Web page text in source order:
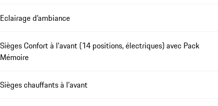
Eclairage d’ambiance
Sièges Confort à l'avant (14 positions, électriques) avec Pack
Mémoire
Sièges chauffants à l'avant